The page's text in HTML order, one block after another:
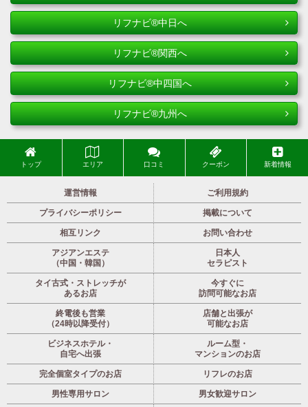
リフナビ®中日へ
リフナビ®関西へ
リフナビ®中四国へ
リフナビ®九州へ
トップ エリア 口コミ クーポン 新着情報
運営情報 ご利用規約
プライバシーポリシー 掲載について
相互リンク お問い合わせ
アジアンエステ
（中国・韓国）
日本人
セラピスト
タイ古式・ストレッチが
あるお店
今すぐに
訪問可能なお店
終電後も営業
（24時以降受付）
店舗と出張が
可能なお店
ビジネスホテル・
自宅へ出張
ルーム型・
マンションのお店
完全個室タイプのお店 リフレのお店
男性専用サロン 男女歓迎サロン